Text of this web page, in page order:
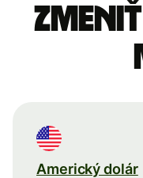
Americký dolár